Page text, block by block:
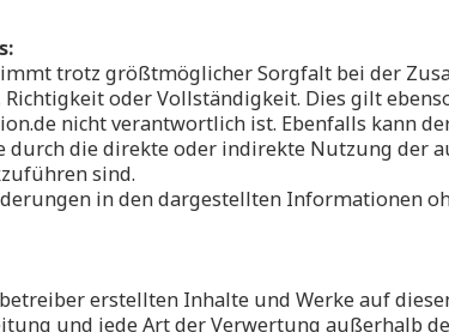
trotz größtmöglicher Sorgfalt bei der
oder Vollständigkeit. Dies gilt
nicht verantwortlich ist. Ebenfalls kann
durch die direkte oder indirekte Nutzung der
sind.
in den dargestellten Informationen
erstellten Inhalte und Werke auf
und jede Art der Verwertung außerhalb